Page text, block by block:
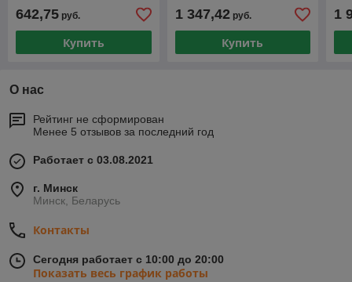
642,75 руб.
Купить
1 347,42руб.
Купить
1
О нас
Рейтинг не сформирован
Менее 5 отзывов за последний год
Работает с 03.08.2021
г. Минск
Минск, Беларусь
Контакты
Сегодня работает с 10:00 до 20:00
Показать весь график работы